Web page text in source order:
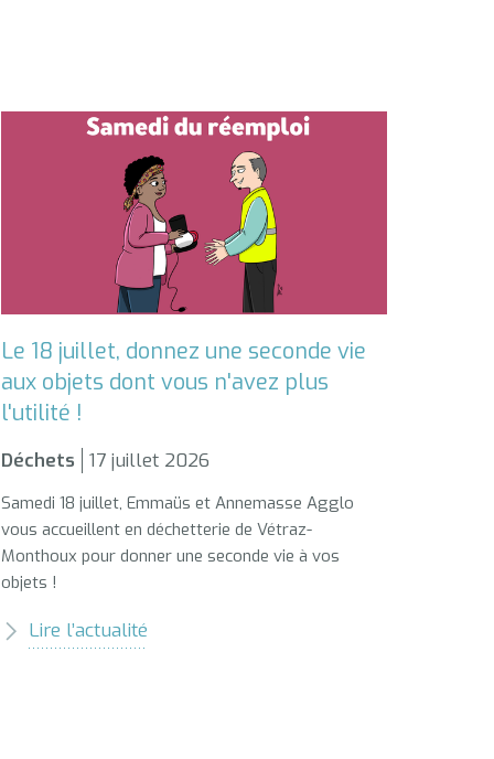
Le 18 juillet, donnez une seconde vie
aux objets dont vous n'avez plus
l'utilité !
Déchets 17 juillet 2026
Samedi 18 juillet, Emmaüs et Annemasse Agglo
vous accueillent en déchetterie de Vétraz-
Monthoux pour donner une seconde vie à vos
objets !
Lire l’actualité